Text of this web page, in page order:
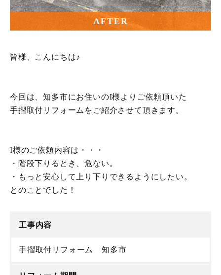
AFTER
皆様、こんにちは♪
今回は、知多市にお住いのI様よりご依頼頂いた
手摺取付リフォームをご紹介させて頂きます。
I様のご依頼内容は・・・
・階段下りるとき、危ない。
・もっと安心して上り下りできるようにしたい。
とのことでした！
工事内容
手摺取付リフォーム 知多市